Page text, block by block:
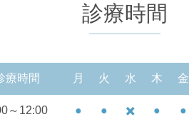
診療時間
療時間 月 火 水 木 金
～12:00 ● ● ✖️ ● ●